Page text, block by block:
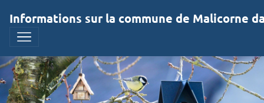
Informations sur la commune de Malicorne